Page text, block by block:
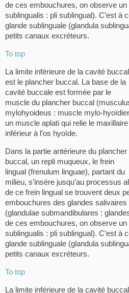
de ces embouchures, on observe
sublingualis : pli sublingual). C’est à
glande sublinguale (glandula
petits canaux excréteurs.
To top
La limite inférieure de la cavité
est le plancher buccal. La base de la
cavité buccale est formée par le
muscle du plancher buccal
mylohyoideus : muscle mylo-
un muscle aplati qui relie le maxillaire
inférieur à l’os hyoïde.
Dans la partie antérieure du plancher
buccal, un repli muqueux, le frein
lingual (frenulum linguae), partant du
milieu, s’insère jusqu’au processus
de ce frein lingual se trouvent deux
embouchures des glandes
(glandulae submandibulares :
de ces embouchures, on observe
sublingualis : pli sublingual). C’est à
glande sublinguale (glandula
petits canaux excréteurs.
To top
La limite inférieure de la cavité